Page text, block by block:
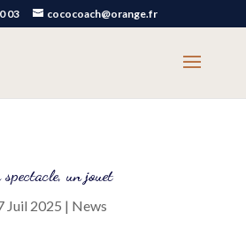
03 cococoach@orange.fr
un jouet
Juil 2025 | News